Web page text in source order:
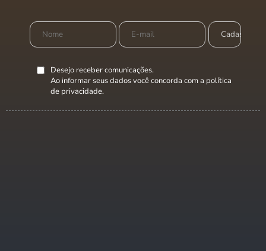
Desejo receber comunicações.
Ao informar seus dados você concorda com a política
de privacidade.